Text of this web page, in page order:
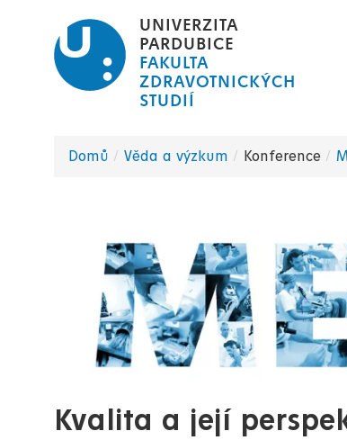
hlavnímu
UNIVERZITA
PARDUBICE
FAKULTA
ZDRAVOTNICKÝCH
STUDIÍ
Domů Věda a výzkum Konference
Kvalita a její